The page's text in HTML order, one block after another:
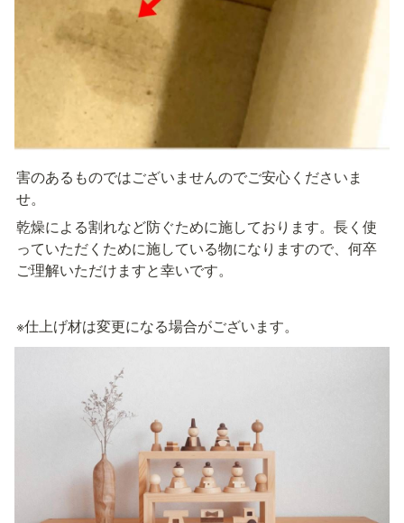
害のあるものではございませんのでご安心くださいま
せ。
乾燥による割れなど防ぐために施しております。長く使
っていただくために施している物になりますので、何卒
ご理解いただけますと幸いです。
※仕上げ材は変更になる場合がございます。